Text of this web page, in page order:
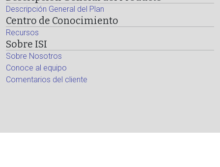
Descripción General del Plan
Centro de Conocimiento
Recursos
Sobre ISI
Sobre Nosotros
Conoce al equipo
Comentarios del cliente